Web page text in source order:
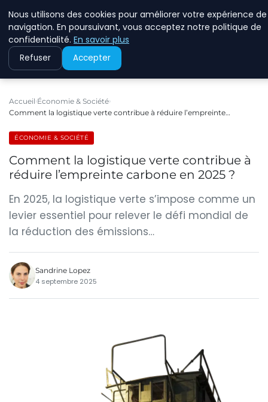
Accueil Économie & Société
Comment la logistique verte contribue à réduire l’empreinte…
ÉCONOMIE & SOCIÉTÉ
Comment la logistique verte contribue à
réduire l’empreinte carbone en 2025 ?
En 2025, la logistique verte s’impose comme un
levier essentiel pour relever le défi mondial de
la réduction des émissions…
Sandrine Lopez
4 septembre 2025
Nous utilisons des cookies pour améliorer votre expérience de
navigation. En poursuivant, vous acceptez notre politique de
confidentialité. En savoir plus
Refuser Accepter